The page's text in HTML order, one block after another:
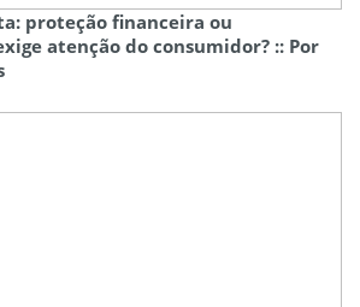
proteção financeira ou
atenção do consumidor? :: Por